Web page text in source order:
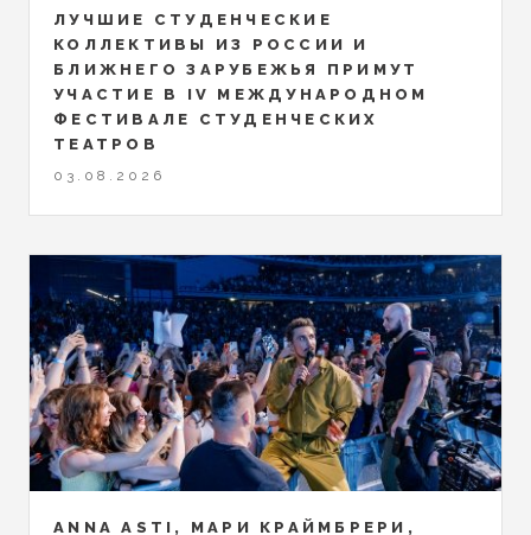
ЛУЧШИЕ СТУДЕНЧЕСКИЕ
КОЛЛЕКТИВЫ ИЗ РОССИИ И
БЛИЖНЕГО ЗАРУБЕЖЬЯ ПРИМУТ
УЧАСТИЕ В IV МЕЖДУНАРОДНОМ
ФЕСТИВАЛЕ СТУДЕНЧЕСКИХ
ТЕАТРОВ
03.08.2026
ANNA ASTI, МАРИ КРАЙМБРЕРИ,